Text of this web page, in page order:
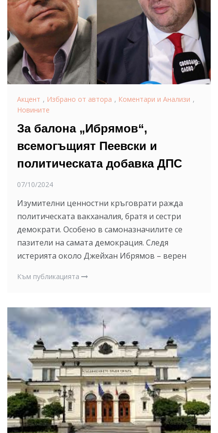
Акцент , Избрано от автора , Коментари и Анализи ,
Новините
За балона „Ибрямов“,
всемогъщият Пеевски и
политическата добавка ДПС
07/10/2024
Изумителни ценностни кръговрати ражда
политическата вакханалия, братя и сестри
демократи. Особено в самоназначилите се
пазители на самата демокрация. Следя
истерията около Джейхан Ибрямов – верен
Към публикацията